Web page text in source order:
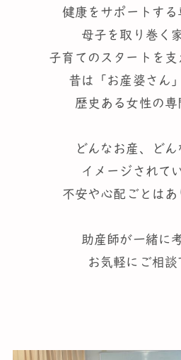
健康をサポートする
母子を取り巻く
子育てのスタートを支
昔は「お産婆さん
歴史ある女性の専
どんなお産、どん
イメージされて
不安や心配ごとはあ
助産師が一緒に
お気軽にご相談